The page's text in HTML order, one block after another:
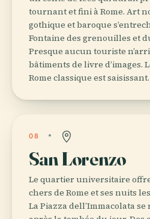
tournant et fini à Rome. Art
gothique et baroque
Fontaine des grenouilles et
Presque aucun touriste
bâtiments de livre d’images.
Rome classique est saisissant.
08
San Lorenzo
Le quartier universitaire
chers de Rome et ses nuits
La Piazza dell’Immacolata